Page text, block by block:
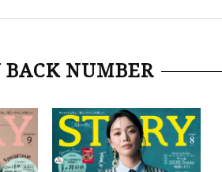
BACK NUMBER